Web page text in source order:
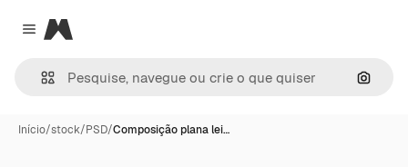
Close menu
Magnific
Início/stock/PSD/Composição plana lei…